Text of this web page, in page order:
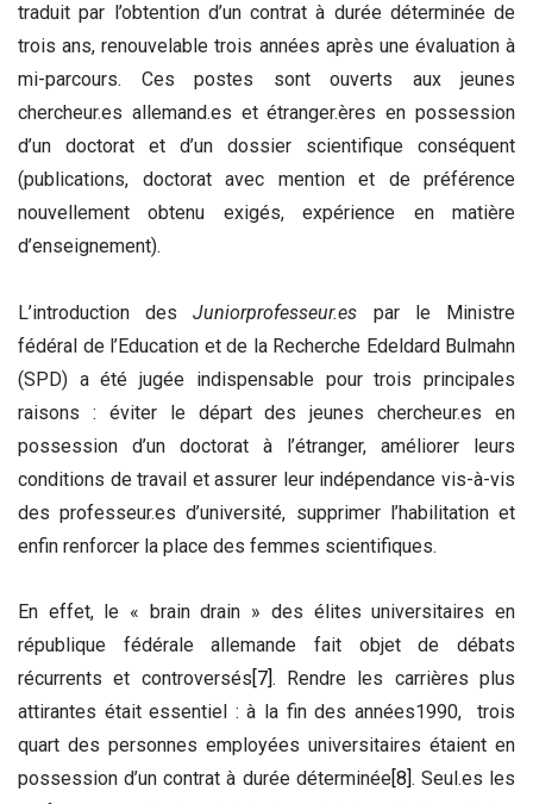
traduit par l’obtention d’un contrat à durée déterminée de
trois ans, renouvelable trois années après une évaluation à
mi-parcours. Ces postes sont ouverts aux jeunes
chercheur.es allemand.es et étranger.ères en possession
d’un doctorat et d’un dossier scientifique conséquent
(publications, doctorat avec mention et de préférence
nouvellement obtenu exigés, expérience en matière
d’enseignement).
L’introduction desJuniorprofesseur.es par le Ministre
fédéral de l’Education et de la Recherche Edeldard Bulmahn
(SPD) a été jugée indispensable pour trois principales
raisons : éviter le départ des jeunes chercheur.es en
possession d’un doctorat à l’étranger, améliorer leurs
conditions de travail et assurer leur indépendance vis-à-vis
des professeur.es d’université, supprimer l’habilitation et
enfin renforcer la place des femmes scientifiques.
En effet, le « brain drain » des élites universitaires en
république fédérale allemande fait objet de débats
récurrents et controversés[7]. Rendre les carrières plus
attirantes était essentiel : à la fin des années1990, trois
quart des personnes employées universitaires étaient en
possession d’un contrat à durée déterminée[8]. Seul.es les